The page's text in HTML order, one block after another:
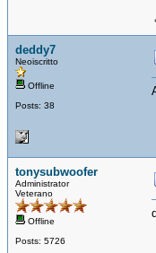
deddy7
Neoiscritto
Offline
Posts: 38
tonysubwoofer
Administrator
Veterano
Offline
Posts: 5726